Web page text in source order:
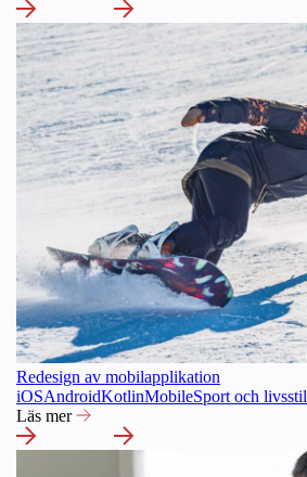
Redesign av mobilapplikation
iOSAndroidKotlinMobileSport och livsstil
Läs mer